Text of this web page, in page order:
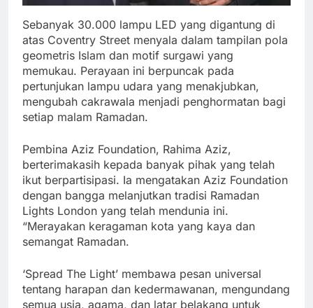
Sebanyak 30.000 lampu LED yang digantung di
atas Coventry Street menyala dalam tampilan pola
geometris Islam dan motif surgawi yang
memukau. Perayaan ini berpuncak pada
pertunjukan lampu udara yang menakjubkan,
mengubah cakrawala menjadi penghormatan bagi
setiap malam Ramadan.
Pembina Aziz Foundation, Rahima Aziz,
berterimakasih kepada banyak pihak yang telah
ikut berpartisipasi. Ia mengatakan Aziz Foundation
dengan bangga melanjutkan tradisi Ramadan
Lights London yang telah mendunia ini.
“Merayakan keragaman kota yang kaya dan
semangat Ramadan.
‘Spread The Light’ membawa pesan universal
tentang harapan dan kedermawanan, mengundang
semua usia, agama, dan latar belakang untuk